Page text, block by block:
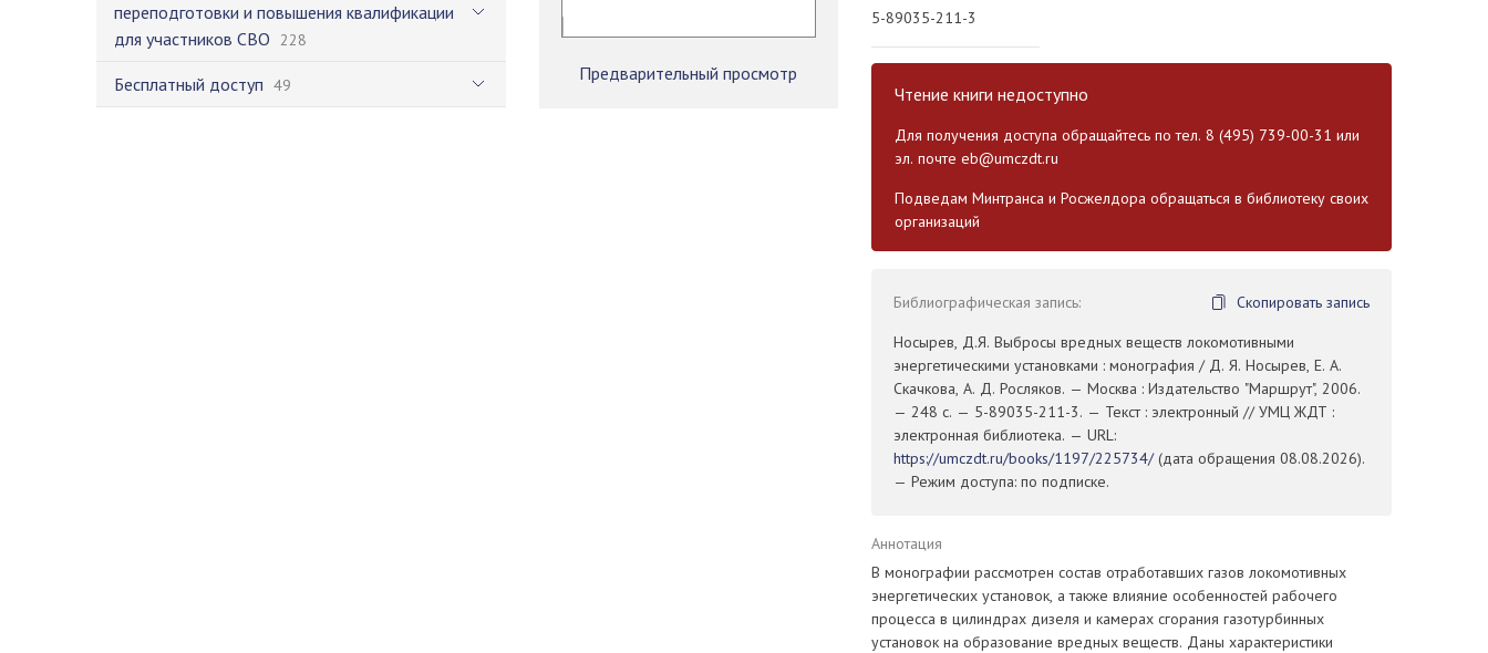
переподготовки и повышения квалификации
для участников СВО 228
Бесплатный доступ 49
Предварительный просмотр
5-89035-211-3
Чтение книги недоступно
Для получения доступа обращайтесь по тел. 8 (495) 739-00-31 или
эл. почте eb@umczdt.ru
Подведам Минтранса и Росжелдора обращаться в библиотеку своих
организаций
Библиографическая запись:
Скопировать запись
Носырев, Д.Я. Выбросы вредных веществ локомотивными
энергетическими установками : монография / Д. Я. Носырев, Е. А.
Скачкова, А. Д. Росляков. — Москва : Издательство "Маршрут", 2006.
— 248 с. — 5-89035-211-3. — Текст : электронный // УМЦ ЖДТ :
электронная библиотека. — URL:
https://umczdt.ru/books/1197/225734/(дата обращения 08.08.2026).
— Режим доступа: по подписке.
Аннотация
В монографии рассмотрен состав отработавших газов локомотивных
энергетических установок, а также влияние особенностей рабочего
процесса в цилиндрах дизеля и камерах сгорания газотурбинных
установок на образование вредных веществ. Даны характеристики